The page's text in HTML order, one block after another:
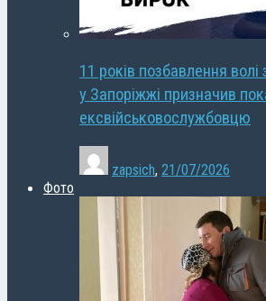
11 років позбавлення
у Запоріжжі призначив
ексвійськовослужбовцю
zapsich, 21/07/2026
Фото